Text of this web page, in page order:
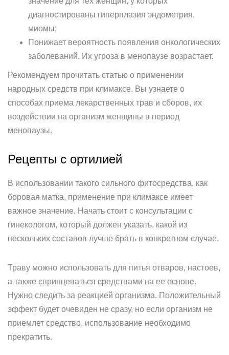
диагностированы гиперплазия эндометрия,
миомы;
Понижает вероятность появления онкологических
заболеваний. Их угроза в менопаузе возрастает.
Рекомендуем прочитать статью о применении
народных средств при климаксе. Вы узнаете о
способах приема лекарственных трав и сборов, их
воздействии на организм женщины в период
менопаузы.
Рецепты с ортилией
В использовании такого сильного фитосредства, как
боровая матка, применение при климаксе имеет
важное значение. Начать стоит с консультации с
гинекологом, который должен указать, какой из
нескольких составов лучше брать в конкретном случае.
Траву можно использовать для питья отваров, настоев,
а также спринцеваться средствами на ее основе.
Нужно следить за реакцией организма. Положительный
эффект будет очевиден не сразу, но если организм не
приемлет средство, использование необходимо
прекратить.